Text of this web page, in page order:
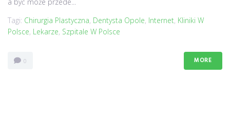
Tagi: Chirurgia Plastyczna, Dentysta Opole, Internet, Kliniki W
Polsce, Lekarze, Szpitale W Polsce
0 MORE